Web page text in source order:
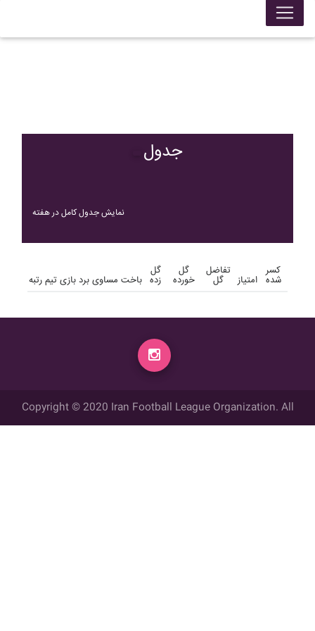
جدول
نمایش جدول کامل در هفته
رتبه تیم بازی برد مساوی باخت
گل
زده
گل
خورده
تفاضل
گل امتیاز
کسر
شده
Copyright © 2020 Iran Football League Organization. All